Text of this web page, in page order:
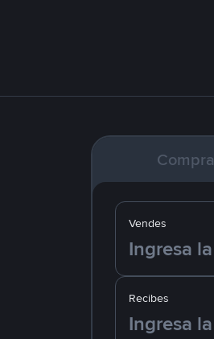
Compra
Recibes
Vendes